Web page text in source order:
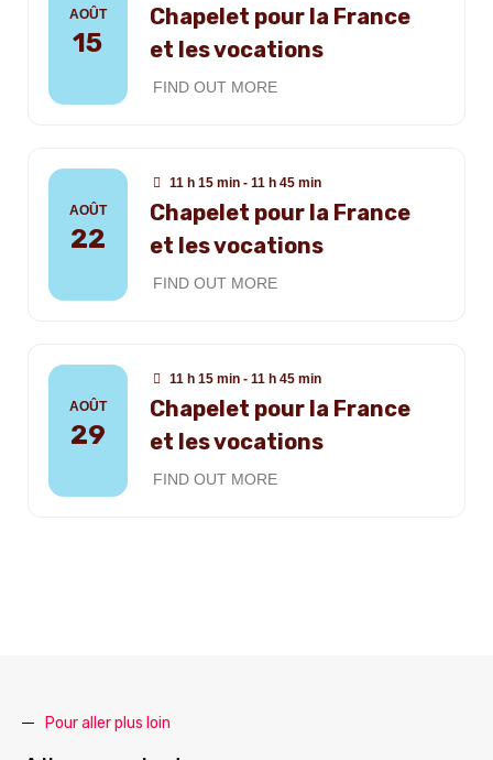
AOÛT
15
Chapelet pour la France
et les vocations
FIND OUT MORE
AOÛT
22
11 h 15 min - 11 h 45 min
Chapelet pour la France
et les vocations
FIND OUT MORE
AOÛT
29
11 h 15 min - 11 h 45 min
Chapelet pour la France
et les vocations
FIND OUT MORE
Pour aller plus loin